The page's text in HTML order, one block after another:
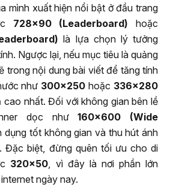
mình xuất hiện nổi bật ở đầu trang
728×90 (Leaderboard) hoặc
là lựa chọn lý tưởng
Ngược lại, nếu mục tiêu là quảng
trong nội dung bài viết để tăng tính
như 300×250 hoặc 336×280
cao nhất. Đối với không gian bên lề
dọc như160×600 (Wide
dụng tốt không gian và thu hút ánh
Đặc biệt, đừng quên tối ưu cho di
320×50, vì đây là nơi phần lớn
ngày nay.